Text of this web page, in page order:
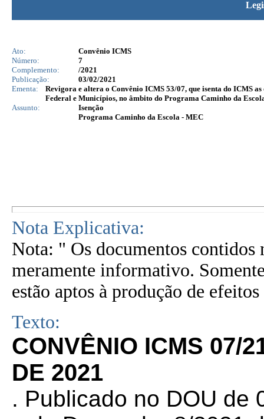
Ato:
Convênio ICMS
Número:
7
Complemento:
/2021
Publicação:
03/02/2021
Ementa:
Revigora e altera o Convênio ICMS 53/07, que isenta do ICMS
Federal e Municípios, no âmbito do Programa Caminho da
Assunto:
Isenção
Programa Caminho da Escola - MEC
Nota Explicativa:
Nota: " Os documentos contidos
meramente informativo.
estão aptos à produção de
Texto:
CONVÊNIO ICMS 07/
DE 2021
. Publicado no DOU de